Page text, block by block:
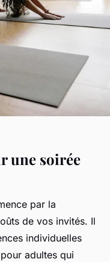
une soirée
par la
de vos invités. Il
individuelles
adultes qui